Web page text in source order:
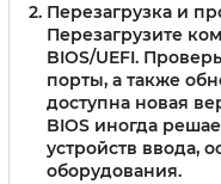
Перезагрузка и
Перезагрузите
BIOS/UEFI.
порты, а также
доступна новая
BIOS иногда
устройств ввода,
оборудования.